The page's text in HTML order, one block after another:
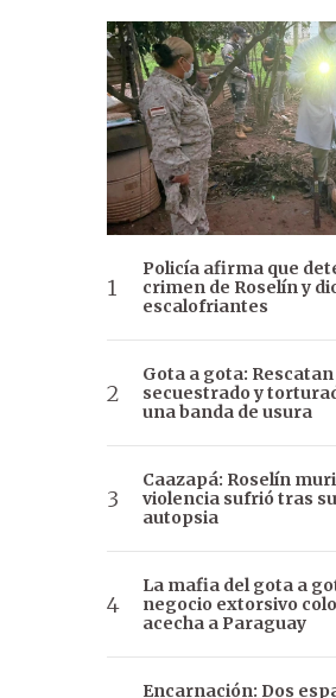
Policía afirma que
crimen de Roselín y
escalofriantes
Gota a gota:
secuestrado y
una banda de usura
Caazapá: Roselín
violencia sufrió tras
autopsia
La mafia del gota a
negocio extorsivo
acecha a Paraguay
Encarnación: Dos